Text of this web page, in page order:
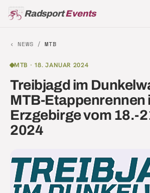
RadsportEvents
‹ NEWS /MTB
MTB · 18. JANUAR 2024
Treibjagd im
MTB-Etappenrennen
Erzgebirge vom 18.-
2024